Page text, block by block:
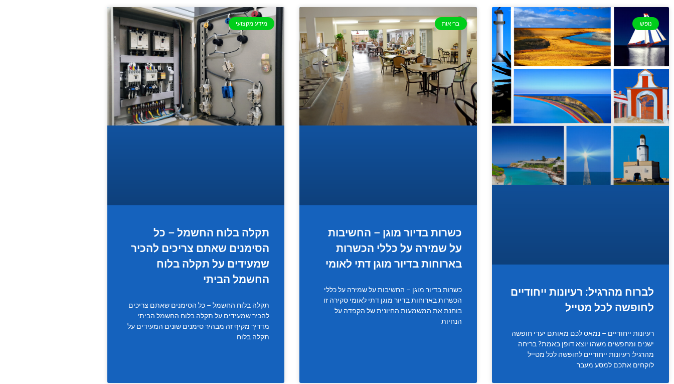
נופש
לברוח מהרגיל: רעיונות ייחודיים
לחופשה לכל מטייל
רעיונות ייחודיים – נמאס לכם מאותם יעדי חופשה
ישנים ומחפשים משהו יוצא דופן באמת? בריחה
מהרגיל: רעיונות ייחודיים לחופשה לכל מטייל
לוקחים אתכם למסע מעבר
בריאות
כשרות בדיור מוגן – החשיבות
על שמירה על כללי הכשרות
בארוחות בדיור מוגן דתי לאומי
כשרות בדיור מוגן – החשיבות על שמירה על כללי
הכשרות בארוחות בדיור מוגן דתי לאומי סקירה זו
בוחנת את המשמעות החיונית של הקפדה על
הנחיות
מידע מקצועי
תקלה בלוח החשמל – כל
הסימנים שאתם צריכים להכיר
שמעידים על תקלה בלוח
החשמל הביתי
תקלה בלוח החשמל – כל הסימנים שאתם צריכים
להכיר שמעידים על תקלה בלוח החשמל הביתי
מדריך מקיף זה מבהיר סימנים שונים המעידים על
תקלה בלוח